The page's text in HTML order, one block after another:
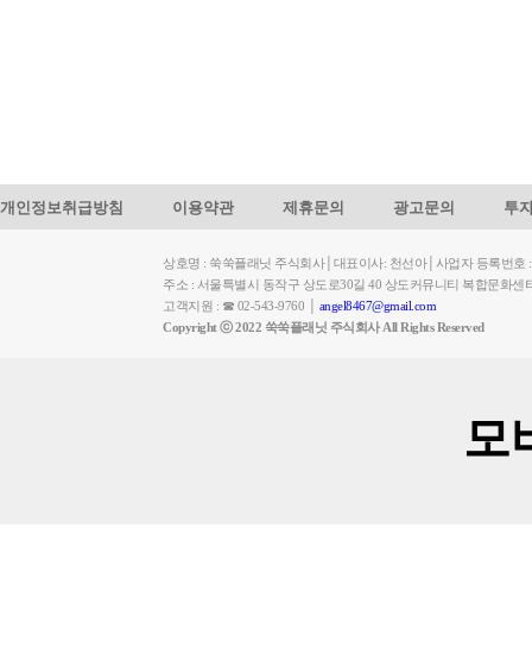
개인정보취급방침 이용약관 제휴문의 광고문의 투
상호명 : 쑥쑥플래닛 주식회사│대표이사: 천선아│사업자 등록번호
주소 : 서울특별시 동작구 상도로30길 40 상도커뮤니티 복합문화
고객지원 : ☎ 02-543-9760 │ angel8467@gmail.com
Copyright ⓒ 2022 쑥쑥플래닛 주식회사 All Rights Reserved
모